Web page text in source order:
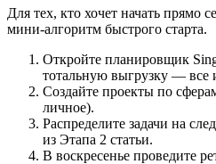
Для тех, кто хочет начать прямо
мини-алгоритм быстрого старта.
Откройте планировщик
тотальную выгрузку — все
Создайте проекты по
личное).
Распределите задачи на
из Этапа 2 статьи.
В воскресенье проведите